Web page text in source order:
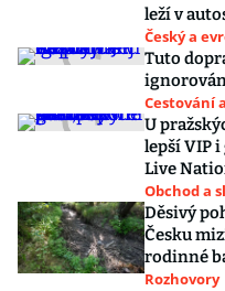
leží v
Český a
Tuto
Cestování
U
lepší VIP
Live
Obchod a
Děsivý
Česku
rodinné
Rozhovory